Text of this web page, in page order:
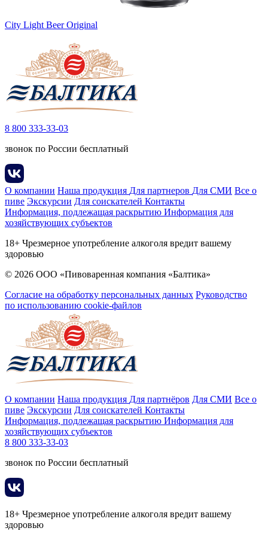
City Light Beer Original
8 800 333-33-03
звонок по России бесплатный
О компании Наша продукция Для партнеров Для СМИ Все о
пиве Экскурсии Для соискателей Контакты
Информация, подлежащая раскрытию Информация для
хозяйствующих субъектов
18+ Чрезмерное употребление алкоголя вредит вашему
здоровью
© 2026 ООО «Пивоваренная компания «Балтика»
Согласие на обработку персональных данных Руководство
по использованию cookie-файлов
О компании Наша продукция Для партнёров Для СМИ Все о
пиве Экскурсии Для соискателей Контакты
Информация, подлежащая раскрытию Информация для
хозяйствующих субъектов
8 800 333-33-03
звонок по России бесплатный
18+ Чрезмерное употребление алкоголя вредит вашему
здоровью